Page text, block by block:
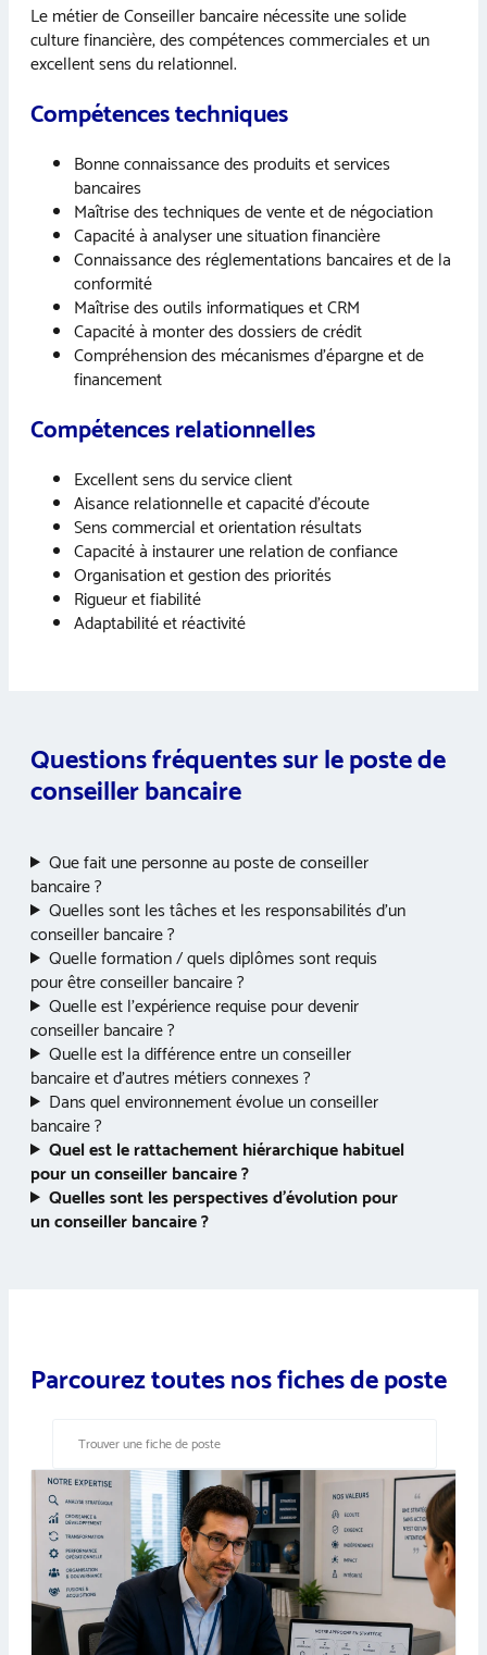
Le métier de Conseiller bancaire nécessite une solide
culture financière, des compétences commerciales et un
excellent sens du relationnel.
Compétences techniques
Bonne connaissance des produits et services
bancaires
Maîtrise des techniques de vente et de négociation
Capacité à analyser une situation financière
Connaissance des réglementations bancaires et de la
conformité
Maîtrise des outils informatiques et CRM
Capacité à monter des dossiers de crédit
Compréhension des mécanismes d’épargne et de
financement
Compétences relationnelles
Excellent sens du service client
Aisance relationnelle et capacité d’écoute
Sens commercial et orientation résultats
Capacité à instaurer une relation de confiance
Organisation et gestion des priorités
Rigueur et fiabilité
Adaptabilité et réactivité
Questions fréquentes sur le poste de
conseiller bancaire
Que fait une personne au poste de conseiller
bancaire ?
Quelles sont les tâches et les responsabilités d’un
conseiller bancaire ?
Quelle formation / quels diplômes sont requis
pour être conseiller bancaire ?
Quelle est l’expérience requise pour devenir
conseiller bancaire ?
Quelle est la différence entre un conseiller
bancaire et d’autres métiers connexes ?
Dans quel environnement évolue un conseiller
bancaire ?
Quel est le rattachement hiérarchique habituel
pour un conseiller bancaire ?
Quelles sont les perspectives d’évolution pour
un conseiller bancaire ?
Parcourez toutes nos fiches de poste